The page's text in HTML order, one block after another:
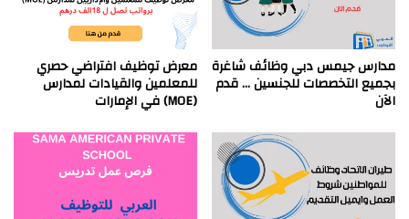
مدارس جيمس دبي وظائف شاغرة
بجميع التخصصات للجنسين … قدم
الآن
معرض توظيف افتراضي حصري
للمعلمين والقيادات لمدارس
(MOE) في الإمارات